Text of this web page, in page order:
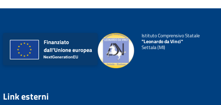
Istituto Comprensivo Statale
"Leonardo da Vinci"
Settala (MI)
Link esterni